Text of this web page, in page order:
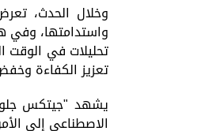
وخلال الحدث،
واستدامتها، وفي
تحليلات في الوقت
تعزيز الكفاءة وخفض
يشهد "جيتكس
الاصطناعي إلى